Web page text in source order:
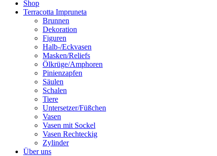
Shop
Terracotta Impruneta
Brunnen
Dekoration
Figuren
Halb-/Eckvasen
Masken/Reliefs
Ölkrüge/Amphoren
Pinienzapfen
Säulen
Schalen
Tiere
Untersetzer/Füßchen
Vasen
Vasen mit Sockel
Vasen Rechteckig
Zylinder
Über uns